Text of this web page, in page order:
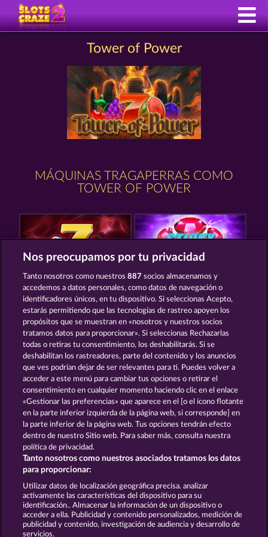
Tower of Power
MÁQUINAS TRAGAPERRAS COMO
TOWER OF POWER
ROYAL SEVEN ULTRA STICKY DIAMONDS
100 FLARING FRUITS JUICY JESTER
Términos y condiciones
Declaración de privacidad
Empresa
Enviar solicitud de desistimiento
Nos preocupamos por tu privacidad
Tanto nosotros como nuestros887 socios almacenamos y
accedemos a datos personales, como datos de navegación o
identificadores únicos, en tu dispositivo. Si seleccionas Acepto,
estarás permitiendo que las tecnologías de rastreo apoyen los
propósitos que se muestran en «nosotros y nuestros socios
tratamos datos para proporcionar». Si seleccionas Rechazarlas
todas o retiras tu consentimiento, los deshabilitarás. Si se
deshabilitan los rastreadores, parte del contenido y los anuncios
que ves podrían dejar de ser relevantes para ti. Puedes volver a
acceder a este menú para cambiar tus opciones o retirar el
consentimiento en cualquier momento haciendo clic en el enlace
«Gestionar las preferencias» que aparece en el [o el ícono flotante
en la parte inferior izquierda de la página web, si corresponde] en
la parte inferior de la página web. Tus opciones tendrán efecto
dentro de nuestro Sitio web. Para saber más, consulta nuestra
política de privacidad.
Tanto nosotros como nuestros asociados tratamos los datos
para proporcionar:
Utilizar datos de localización geográfica precisa. analizar
activamente las características del dispositivo para su
identificación.. Almacenar la información de un dispositivo o
acceder a ella. Publicidad y contenido personalizados, medición de
publicidad y contenido, investigación de audiencia y desarrollo de
servicios.